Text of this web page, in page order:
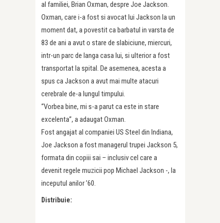
al familiei, Brian Oxman, despre Joe Jackson.
Oxman, care i-a fost si avocat lui Jackson la un
moment dat, a povestit ca barbatul in varsta de
83 de ani a avut o stare de slabiciune, miercuri,
intr-un parc de langa casa lui, si ulterior a fost
transportat la spital. De asemenea, acesta a
spus ca Jackson a avut mai multe atacuri
cerebrale de-a lungul timpului.
“Vorbea bine, mi s-a parut ca este in stare
excelenta”, a adaugat Oxman.
Fost angajat al companiei US Steel din Indiana,
Joe Jackson a fost managerul trupei Jackson 5,
formata din copiii sai – inclusiv cel care a
devenit regele muzicii pop Michael Jackson -, la
inceputul anilor ’60.
Distribuie: